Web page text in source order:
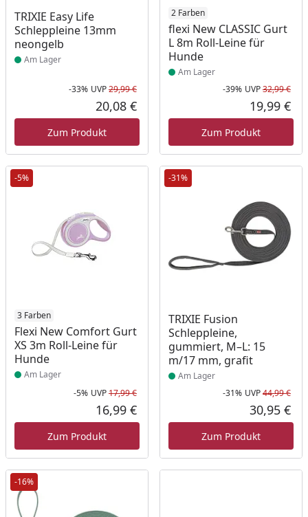
TRIXIE Easy Life
Schleppleine 13mm
neongelb
Produkt am Lager
Am Lager
Rabatt in Prozent
-33%
Ursprünglicher Preis
UVP29,99 €
Aktueller Preis
20,08 €
Zum Produkt
2 Farben
flexi New CLASSIC Gurt
L 8m Roll-Leine für
Hunde
Produkt am Lager
Am Lager
-39% UVP32,99 €
19,99 €
Zum Produkt
-5%
3 Farben
Flexi New Comfort Gurt
XS 3m Roll-Leine für
Hunde
Produkt am Lager
Am Lager
Rabatt in Prozent
-5%
Ursprünglicher Preis
UVP17,99 €
Aktueller Preis
16,99 €
Zum Produkt
-31%
TRIXIE Fusion
Schleppleine,
gummiert, M–L: 15
m/17 mm, grafit
Produkt am Lager
Am Lager
-31% UVP44,99 €
30,95 €
Zum Produkt
-16%